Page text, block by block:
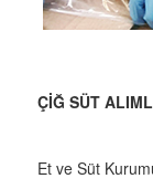
ÇİĞ SÜT
Et ve Süt